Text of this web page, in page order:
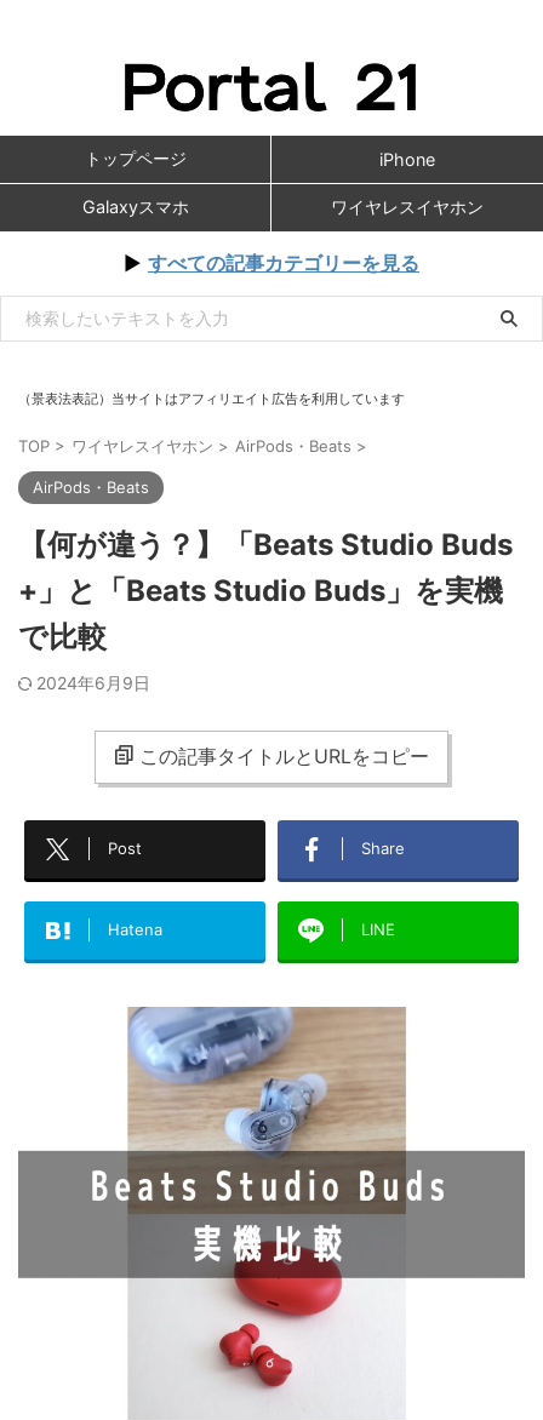
トップページ iPhone
Galaxyスマホ ワイヤレスイヤホン
▶ すべての記事カテゴリーを見る
（景表法表記）当サイトはアフィリエイト広告を利用しています
TOP > ワイヤレスイヤホン > AirPods・Beats >
AirPods・Beats
【何が違う？】「Beats Studio Buds
+」と「Beats Studio Buds」を実機
で比較
2024年6月9日
この記事タイトルとURLをコピー
Post Share
Hatena LINE